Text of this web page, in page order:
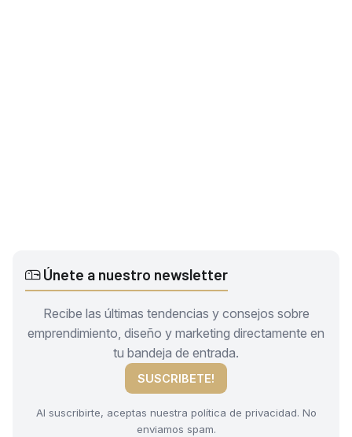
Únete a nuestro newsletter
Recibe las últimas tendencias y consejos sobre
emprendimiento, diseño y marketing directamente en
tu bandeja de entrada.
SUSCRIBETE!
Al suscribirte, aceptas nuestra política de privacidad. No
enviamos spam.